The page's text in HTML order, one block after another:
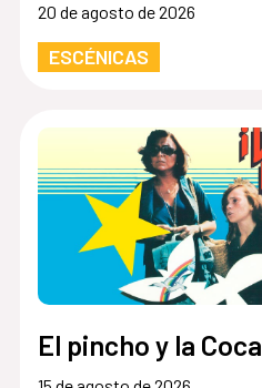
20 de agosto de 2026
ESCÉNICAS
El pincho y la Coca